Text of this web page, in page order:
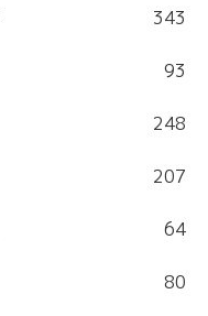
343
93
248
207
64
80